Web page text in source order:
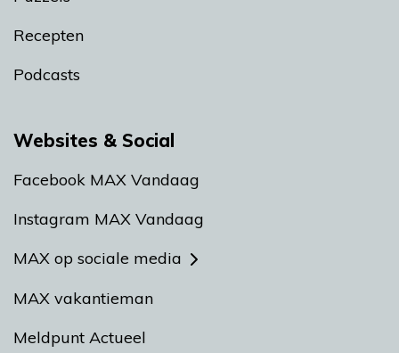
Recepten
Podcasts
Websites & Social
Facebook MAX Vandaag
Instagram MAX Vandaag
MAX op sociale media
MAX vakantieman
Meldpunt Actueel